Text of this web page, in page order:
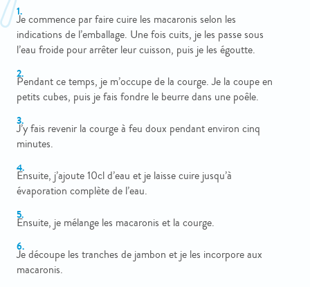
Je commence par faire cuire les macaronis selon les
indications de l’emballage. Une fois cuits, je les passe sous
l’eau froide pour arrêter leur cuisson, puis je les égoutte.
Pendant ce temps, je m’occupe de la courge. Je la coupe en
petits cubes, puis je fais fondre le beurre dans une poêle.
J’y fais revenir la courge à feu doux pendant environ cinq
minutes.
Ensuite, j’ajoute 10cl d’eau et je laisse cuire jusqu’à
évaporation complète de l’eau.
Ensuite, je mélange les macaronis et la courge.
Je découpe les tranches de jambon et je les incorpore aux
macaronis.